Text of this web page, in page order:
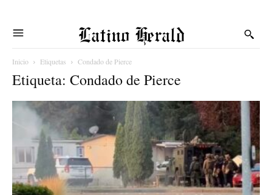
Latino Herald
Inicio Etiquetas Condado de Pierce
Etiqueta: Condado de Pierce